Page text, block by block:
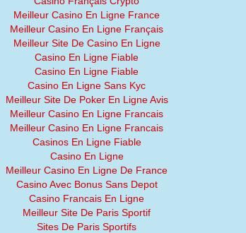
Meilleur Casino En Ligne France
Meilleur Casino En Ligne Français
Meilleur Site De Casino En Ligne
Casino En Ligne Fiable
Casino En Ligne Fiable
Casino En Ligne Sans Kyc
Meilleur Site De Poker En Ligne Avis
Meilleur Casino En Ligne Francais
Meilleur Casino En Ligne Francais
Casinos En Ligne Fiable
Casino En Ligne
Meilleur Casino En Ligne De France
Casino Avec Bonus Sans Depot
Casino Francais En Ligne
Meilleur Site De Paris Sportif
Sites De Paris Sportifs